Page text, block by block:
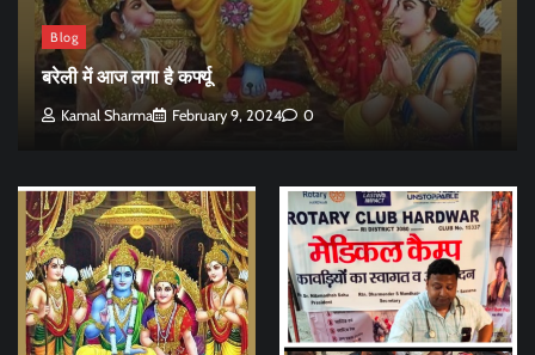
Blog
बरेली में आज लगा है कर्फ्यू
Kamal Sharma February 9, 2024 0